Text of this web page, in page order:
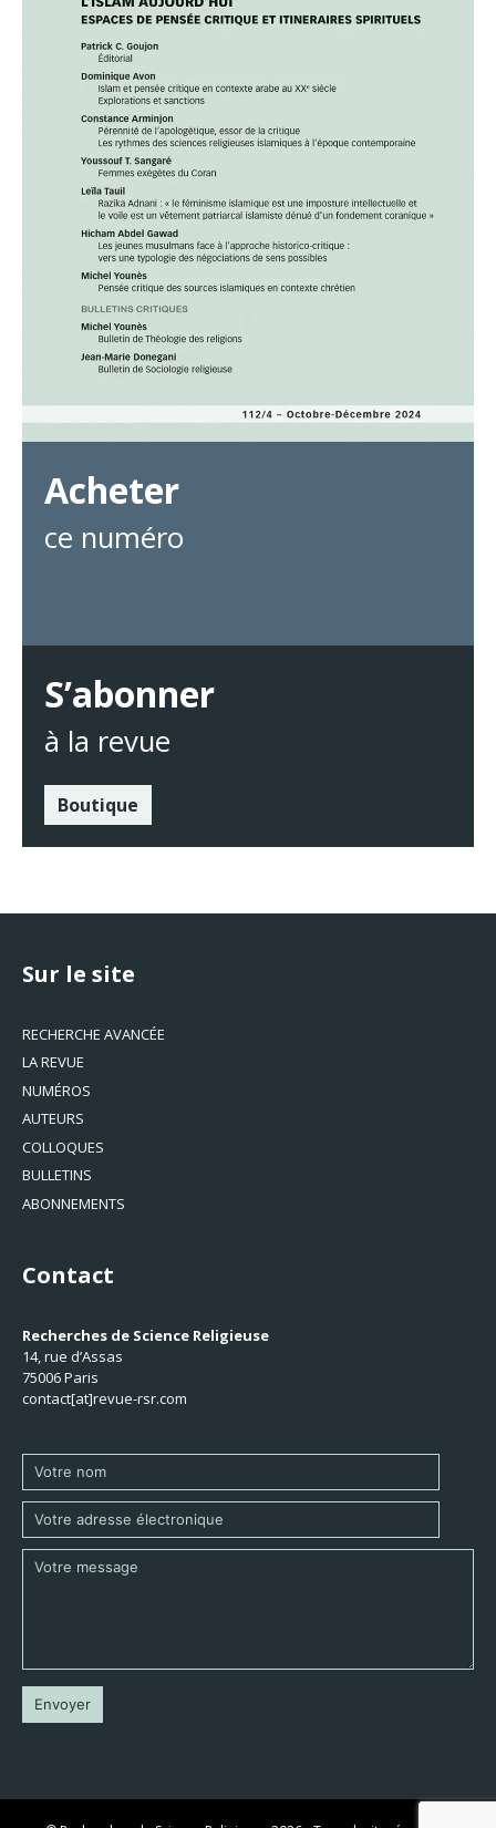
Acheter
ce numéro
S’abonner
à la revue
Boutique
Sur le site
RECHERCHE AVANCÉE
LA REVUE
NUMÉROS
AUTEURS
COLLOQUES
BULLETINS
ABONNEMENTS
Contact
Recherches de Science Religieuse
14, rue d’Assas
75006 Paris
contact[at]revue-rsr.com